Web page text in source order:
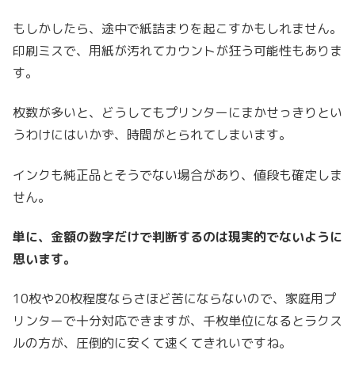
もしかしたら、途中で紙詰まりを起こすかもしれません。
印刷ミスで、用紙が汚れてカウントが狂う可能性もありま
す。
枚数が多いと、どうしてもプリンターにまかせっきりとい
うわけにはいかず、時間がとられてしまいます。
インクも純正品とそうでない場合があり、値段も確定しま
せん。
単に、金額の数字だけで判断するのは現実的でないように
思います。
10枚や20枚程度ならさほど苦にならないので、家庭用プ
リンターで十分対応できますが、千枚単位になるとラクス
ルの方が、圧倒的に安くて速くてきれいですね。